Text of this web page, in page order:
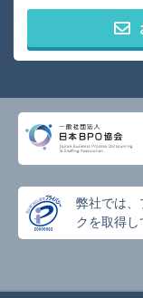
弊社では、
クを取得し